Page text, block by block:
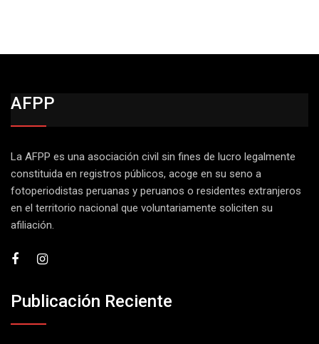
AFPP
La AFPP es una asociación civil sin fines de lucro legalmente
constituida en registros públicos, acoge en su seno a
fotoperiodistas peruanas y peruanos o residentes extranjeros
en el territorio nacional que voluntariamente soliciten su
afiliación.
Publicación Reciente